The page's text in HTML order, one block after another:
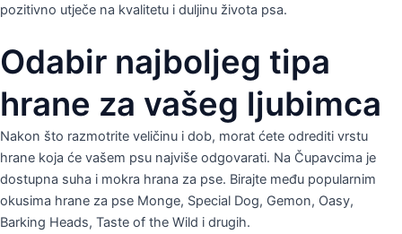
pozitivno utječe na kvalitetu i duljinu života psa.
Odabir najboljeg tipa
hrane za vašeg ljubimca
Nakon što razmotrite veličinu i dob, morat ćete odrediti vrstu
hrane koja će vašem psu najviše odgovarati. Na Čupavcima je
dostupna suha i mokra hrana za pse. Birajte među popularnim
okusima hrane za pse Monge, Special Dog, Gemon, Oasy,
Barking Heads, Taste of the Wild i drugih.